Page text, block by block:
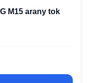
M15 arany tok